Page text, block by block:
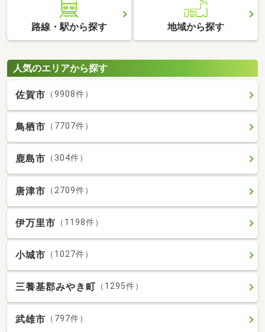
路線・駅から探す 地域から探す
人気のエリアから探す
佐賀市 （9908件）
鳥栖市 （7707件）
鹿島市 （304件）
唐津市 （2709件）
伊万里市 （1198件）
小城市 （1027件）
三養基郡みやき町 （1295件）
武雄市 （797件）